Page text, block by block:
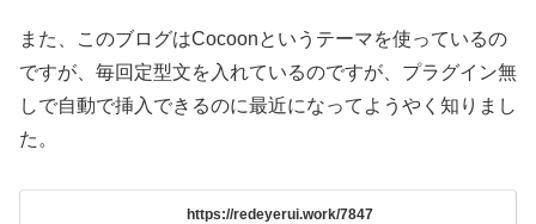
また、このブログはCocoonというテーマを使っているの
ですが、毎回定型文を入れているのですが、プラグイン無
しで自動で挿入できるのに最近になってようやく知りまし
た。
https://redeyerui.work/7847